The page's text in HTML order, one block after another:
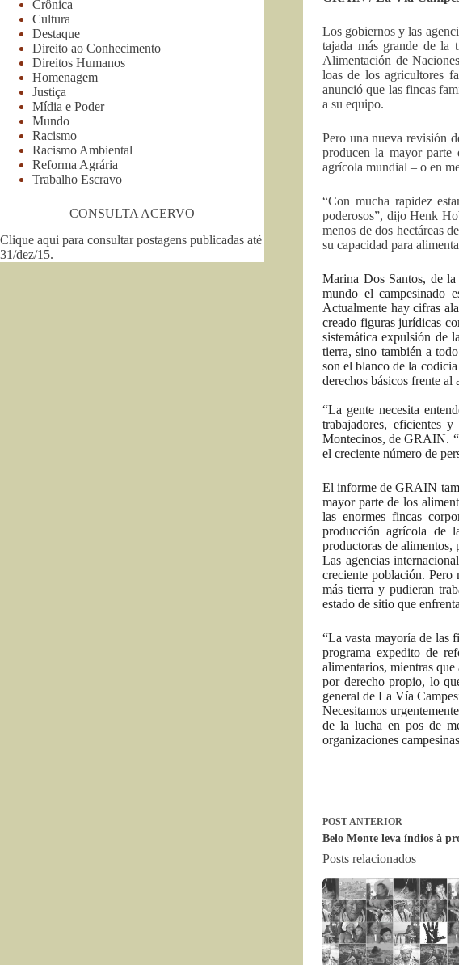
Los gobiernos y las
tajada más grande de la
Alimentación de
loas de los agricultores
anunció que las fincas
a su equipo.
Pero una nueva revisión
producen la mayor parte
agrícola mundial – o en
“Con mucha rapidez
poderosos”, dijo Henk
menos de dos hectáreas
su capacidad para
Marina Dos Santos, de
mundo el campesinado
Actualmente hay cifras
creado figuras jurídicas
sistemática expulsión de
tierra, sino también a
son el blanco de la
derechos básicos frente al
“La gente necesita
trabajadores, eficientes
Montecinos, de GRAIN.
el creciente número de
El informe de GRAIN
mayor parte de los
las enormes fincas
producción agrícola de
productoras de alimentos,
Las agencias
creciente población. Pero
más tierra y pudieran
estado de sitio que
“La vasta mayoría de las
programa expedito de
alimentarios, mientras
por derecho propio, lo
general de La Vía
Necesitamos
de la lucha en pos de
organizaciones
POSTANTERIOR
Belo Monte leva índios à
Posts relacionados
Crônica
Cultura
Destaque
Direito ao Conhecimento
Direitos Humanos
Homenagem
Justiça
Mídia e Poder
Mundo
Racismo
Racismo Ambiental
Reforma Agrária
Trabalho Escravo
CONSULTA ACERVO
Clique aqui para consultar postagens publicadas até
31/dez/15.